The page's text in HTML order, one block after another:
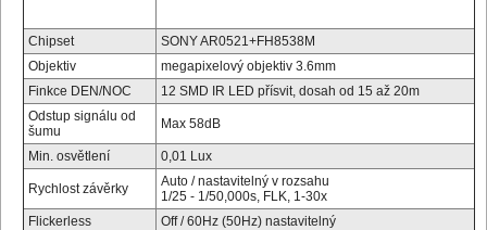
Chipset
SONY AR0521+FH8538M
Objektiv
megapixelový objektiv 3.6mm
Finkce DEN/NOC
12 SMD IR LED přísvit, dosah od 15 až 20m
Odstup signálu od
šumu
Max 58dB
Min. osvětlení 0,01 Lux
Rychlost závěrky
Auto / nastavitelný v rozsahu
1/25 - 1/50,000s, FLK, 1-30x
Flickerless
Off / 60Hz (50Hz) nastavitelný